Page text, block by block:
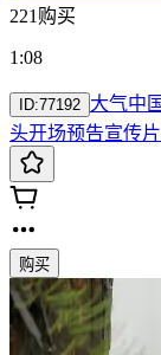
221购买
1:08
ID:77192 大气中
头开场预告宣传片
购买